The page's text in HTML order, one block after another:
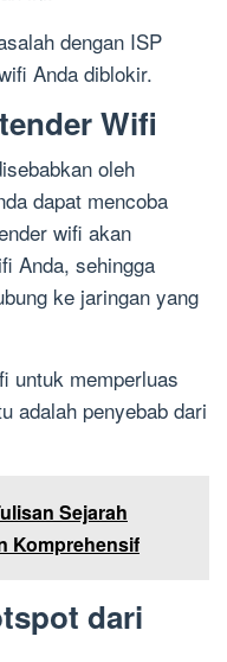
dengan ISP
Anda diblokir.
Wifi
oleh
dapat mencoba
wifi akan
Anda, sehingga
ke jaringan yang
untuk memperluas
adalah penyebab dari
Sejarah
Komprehensif
dari